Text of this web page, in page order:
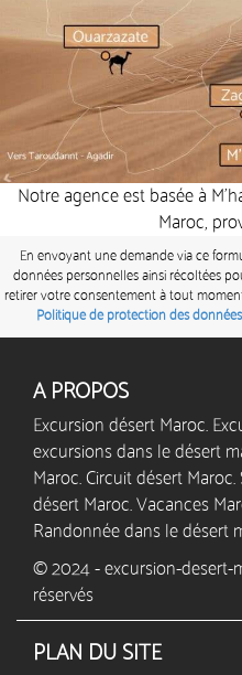
Notre agence est basée à
Maroc,
En envoyant une demande via ce
données personnelles ainsi récoltées
retirer votre consentement à tout
Politique de protection des
A PROPOS
Excursion désert Maroc.
excursions dans le désert
Maroc. Circuit désert
désert Maroc. Vacances
Randonnée dans le désert
© 2024 - excursion-desert-
réservés
PLAN DU SITE